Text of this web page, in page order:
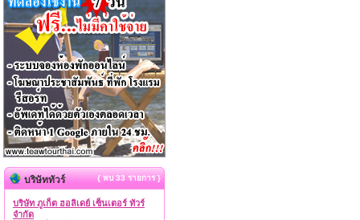
บริษัททัวร์ { พบ 33 รายการ }
บริษัท ภูเก็ต ฮอลิเดย์ เซ็นเตอร์ ทัวร์
จำกัด